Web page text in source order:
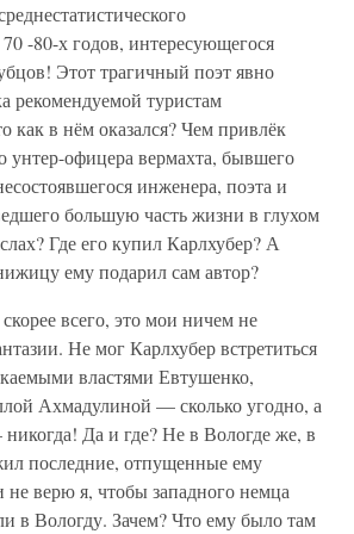
-80-х годов, интересующегося
Этот трагичный поэт явно
рекомендуемой туристам
как в нём оказался? Чем привлёк
офицера вермахта, бывшего
инженера, поэта и
большую часть жизни в глухом
Где его купил Карлхубер? А
ему подарил сам автор?
всего, это мои ничем не
Не мог Карлхубер встретиться
властями Евтушенко,
Ахмадулиной — сколько угодно, а
Да и где? Не в Вологде же, в
последние, отпущенные ему
не верю я, чтобы западного немца
в Вологду. Зачем? Что ему было там